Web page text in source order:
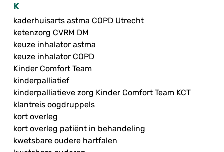
K
kaderhuisarts astma COPD Utrecht
ketenzorg CVRM DM
keuze inhalator astma
keuze inhalator COPD
Kinder Comfort Team
kinderpalliatief
kinderpalliatieve zorg Kinder Comfort Team KCT
klantreis oogdruppels
kort overleg
kort overleg patiënt in behandeling
kwetsbare oudere hartfalen